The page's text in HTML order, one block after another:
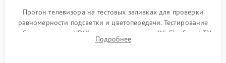
Прогон телевизора на тестовых заливках для проверки
равномерности подсветки и цветопередачи. Тестирование
работы разъемов HDMI, динамиков, модуля Wi-Fi и Smart TV
в рабочем режиме в течение нескольких часов.
Подробнее